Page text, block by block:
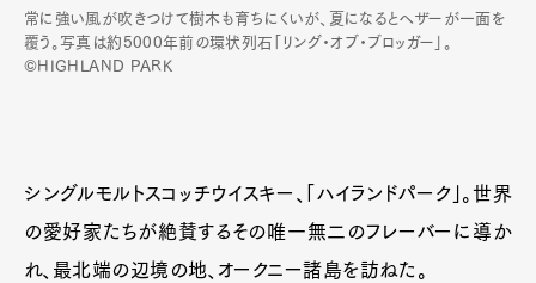
常に強い風が吹きつけて樹木も育ちにくいが、夏になるとヘザーが一面を
覆う。写真は約5000年前の環状列石「リング・オブ・ブロッガー」。
©HIGHLAND PARK
シングルモルトスコッチウイスキー、「ハイランドパーク」。世界
の愛好家たちが絶賛するその唯一無二のフレーバーに導か
れ、最北端の辺境の地、オークニー諸島を訪ねた。